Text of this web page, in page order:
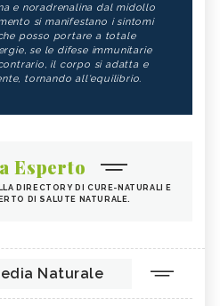
e noradrenalina dal midollo
si manifestano i sintomi
posso portare a totale
se le difese immunitarie
il corpo si adatta e
tornando all'equilibrio.
Esperto
DIRECTORY DI CURE-NATURALI E
DI SALUTE NATURALE.
Naturale